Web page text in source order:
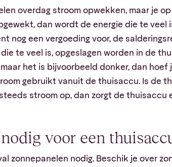
overdag stroom opwekken, maar je
dan wordt de energie die te veel
nog een vergoeding voor, de
te veel is, opgeslagen worden in de
het is bijvoorbeeld donker, dan
gebruikt vanuit de thuisaccu. Is de
stroom op, dan zorgt de thuisaccu
voor een
zonnepanelen nodig. Beschik je over